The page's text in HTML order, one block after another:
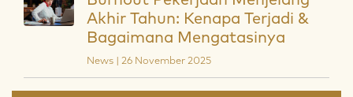
Akhir Tahun: Kenapa Terjadi &
Bagaimana Mengatasinya
News | 26 November 2025